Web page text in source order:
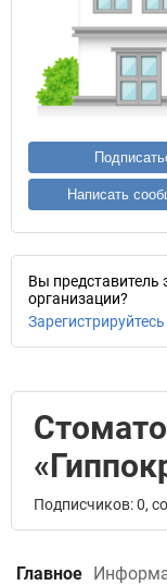
Написать
Вы представитель
организации?
Зарегистрируйтесь
Подписчиков: 0,
Главное